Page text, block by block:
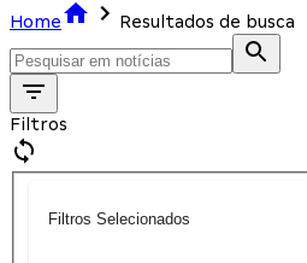
Home
Resultados de busca
Filtros
Filtros Selecionados